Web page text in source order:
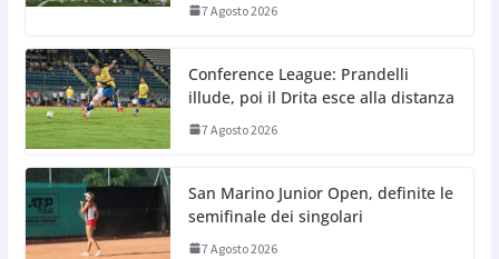
7 Agosto 2026
Conference League: Prandelli
illude, poi il Drita esce alla distanza
7 Agosto 2026
San Marino Junior Open, definite le
semifinale dei singolari
7 Agosto 2026